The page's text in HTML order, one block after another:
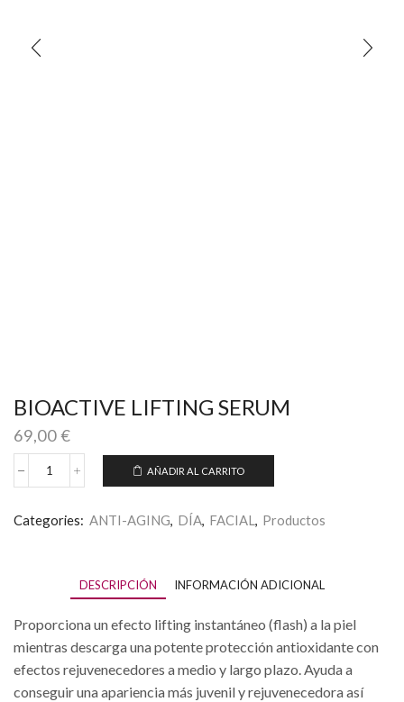
BIOACTIVE LIFTING SERUM
69,00€
BIOACTIVE
cantidad
AÑADIR AL CARRITO
Categories: ANTI-AGING, DÍA, FACIAL, Productos
DESCRIPCIÓN INFORMACIÓN ADICIONAL
Proporciona un efecto lifting instantáneo (flash) a la piel
mientras descarga una potente protección antioxidante con
efectos rejuvenecedores a medio y largo plazo. Ayuda a
conseguir una apariencia más juvenil y rejuvenecedora así